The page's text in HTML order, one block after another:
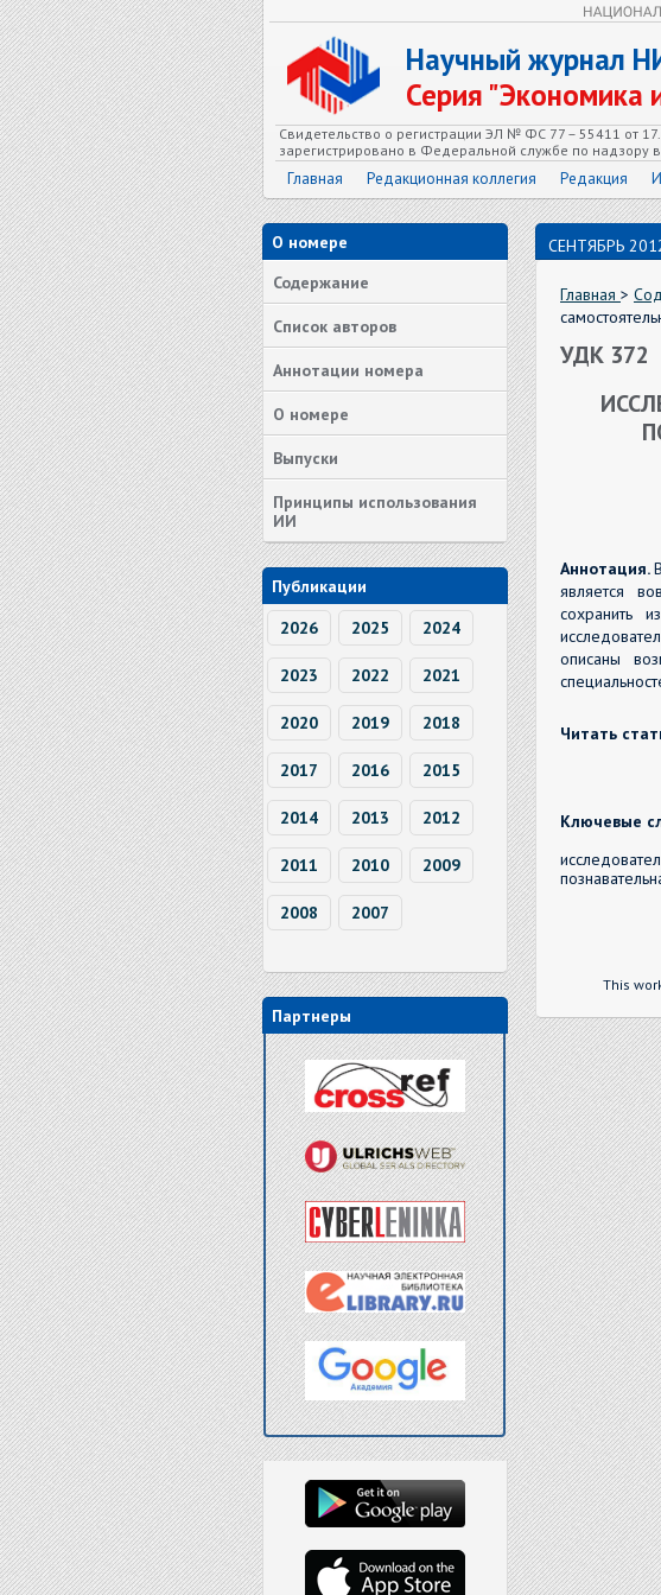
Научный журнал
Серия "Экономика
Свидетельство о регистрации ЭЛ № ФС 77 – 55411 от
зарегистрировано в Федеральной службе по надзору
Главная Редакционная коллегия Редакция
О номере
Содержание
Список авторов
Аннотации номера
О номере
Выпуски
Принципы использования
ИИ
Публикации
2026
2025 2024
2023 2022 2021
2020 2019 2018
2017 2016 2015
2014 2013 2012
2011 2010 2009
2008 2007
Партнеры
СЕНТЯБРЬ
Главная >
УДК 372
Аннотация.
является
сохранить
описаны
Читать
Ключевые
This